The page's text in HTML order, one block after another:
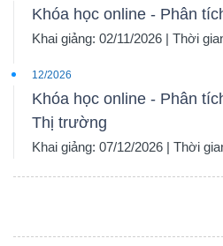
Khóa học online - Phân
Khai giảng: 02/11/2026 | Thời
12/2026
Khóa học online - Phân
Thị trường
Khai giảng: 07/12/2026 | Thời